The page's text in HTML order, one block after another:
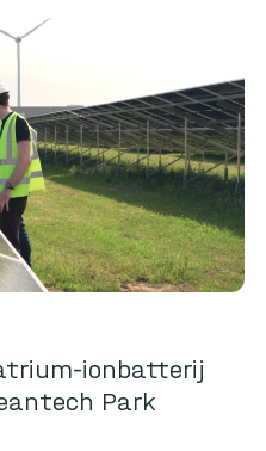
ionbatterij
Park